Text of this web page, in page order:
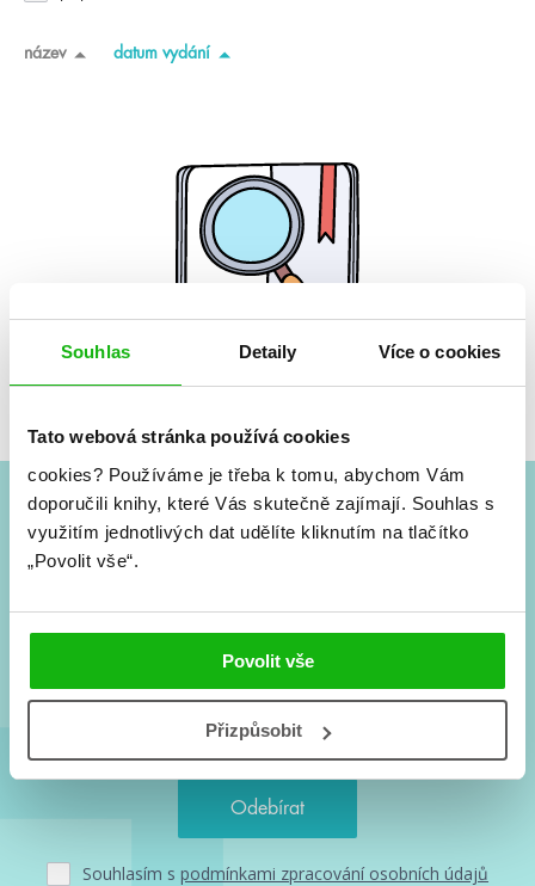
Souhlas Detaily Více o cookies
Tato webová stránka používá cookies
cookies? Používáme je třeba k tomu, abychom Vám
doporučili knihy, které Vás skutečně zajímají. Souhlas s
využitím jednotlivých dat udělíte kliknutím na tlačítko
„Povolit vše“.
Povolit vše
Přizpůsobit
název datum vydání
#HumbookNews
Nové knihy, co se chystá, kvízy, soutěže, autoři, filmové
a seriálové adaptace a další.
Souhlasím s podmínkami zpracování osobních údajů